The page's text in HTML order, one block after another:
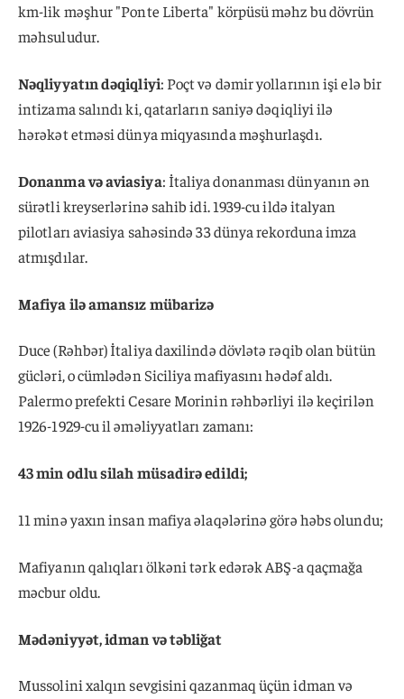
km-lik məşhur "Ponte Liberta" körpüsü məhz bu dövrün
məhsuludur.
Nəqliyyatın dəqiqliyi: Poçt və dəmir yollarının işi elə bir
intizama salındı ki, qatarların saniyə dəqiqliyi ilə
hərəkət etməsi dünya miqyasında məşhurlaşdı.
Donanma və aviasiya: İtaliya donanması dünyanın ən
sürətli kreyserlərinə sahib idi. 1939-cu ildə italyan
pilotları aviasiya sahəsində 33 dünya rekorduna imza
atmışdılar.
Mafiya ilə amansız mübarizə
Duce (Rəhbər) İtaliya daxilində dövlətə rəqib olan bütün
gücləri, o cümlədən Siciliya mafiyasını hədəf aldı.
Palermo prefekti Cesare Morinin rəhbərliyi ilə keçirilən
1926-1929-cu il əməliyyatları zamanı:
43 min odlu silah müsadirə edildi;
11 minə yaxın insan mafiya əlaqələrinə görə həbs olundu;
Mafiyanın qalıqları ölkəni tərk edərək ABŞ-a qaçmağa
məcbur oldu.
Mədəniyyət, idman və təbliğat
Mussolini xalqın sevgisini qazanmaq üçün idman və